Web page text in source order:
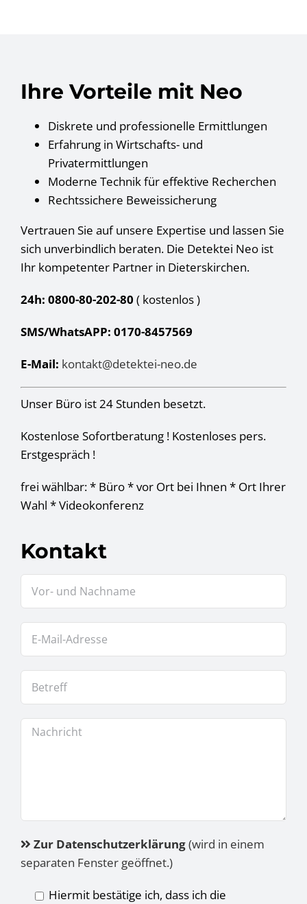
Ihre Vorteile mit Neo
Diskrete und professionelle Ermittlungen
Erfahrung in Wirtschafts- und
Privatermittlungen
Moderne Technik für effektive Recherchen
Rechtssichere Beweissicherung
Vertrauen Sie auf unsere Expertise und lassen Sie
sich unverbindlich beraten. Die Detektei Neo ist
Ihr kompetenter Partner in Dieterskirchen.
24h: 0800-80-202-80 ( kostenlos)
SMS/WhatsAPP: 0170-8457569
E-Mail: kontakt@detektei-neo.de
Unser Büro ist 24 Stunden besetzt.
Kostenlose Sofortberatung ! Kostenloses pers.
Erstgespräch !
frei wählbar: * Büro * vor Ort bei Ihnen * Ort Ihrer
Wahl * Videokonferenz
Kontakt
Zur Datenschutzerklärung(wird in einem
separaten Fenster geöffnet.)
Hiermit bestätige ich, dass ich die